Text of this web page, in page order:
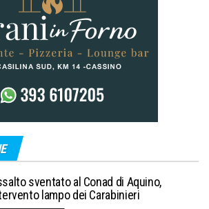
sventato al Conad di Aquino,
lampo dei Carabinieri